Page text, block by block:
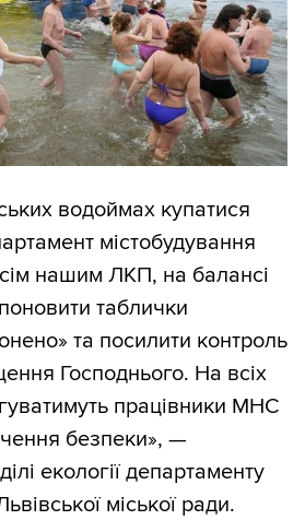
водоймах купатися
містобудування
нашим ЛКП, на балансі
таблички
та посилити контроль
Господнього. На всіх
працівники МНС
безпеки», —
екології департаменту
міської ради.